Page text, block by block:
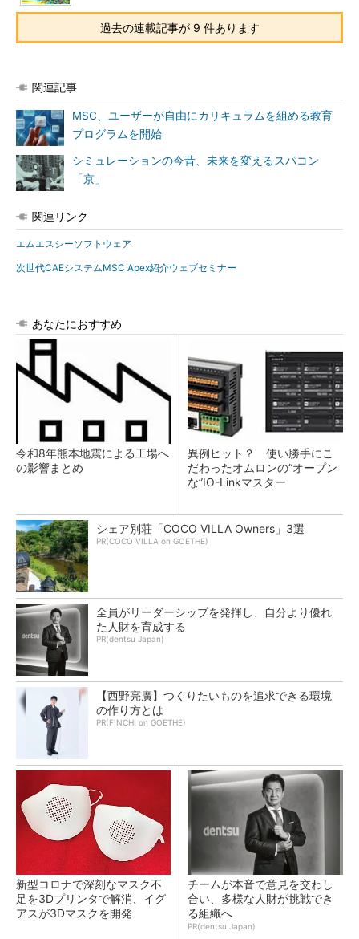
過去の連載記事が 9 件あります
関連記事
MSC、ユーザーが自由にカリキュラムを組める教育
プログラムを開始
シミュレーションの今昔、未来を変えるスパコン
「京」
関連リンク
エムエスシーソフトウェア
次世代CAEシステムMSC Apex紹介ウェブセミナー
あなたにおすすめ
令和8年熊本地震による工場へ
の影響まとめ
異例ヒット？ 使い勝手にこ
だわったオムロンの“オープン
な”IO-Linkマスター
シェア別荘「COCO VILLA Owners」3選
PR(COCO VILLA on GOETHE)
全員がリーダーシップを発揮し、自分より優れ
た人財を育成する
PR(dentsu Japan)
【西野亮廣】つくりたいものを追求できる環境
の作り方とは
PR(FINCHI on GOETHE)
新型コロナで深刻なマスク不
足を3Dプリンタで解消、イグ
アスが3Dマスクを開発
チームが本音で意見を交わし
合い、多様な人財が挑戦でき
る組織へ
PR(dentsu Japan)